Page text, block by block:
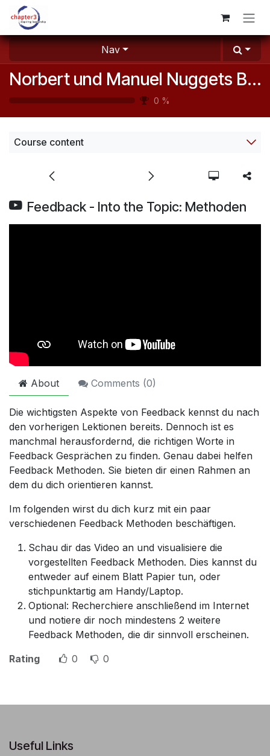
Skip to Content
Nav
Norbert und Manuel Nuggets Baukasten (2)
0 %
Course content
Feedback - Into the Topic: Methoden
About Comments (0)
Die wichtigsten Aspekte von Feedback kennst du nach
den vorherigen Lektionen bereits. Dennoch ist es
manchmal herausfordernd, die richtigen Worte in
Feedback Gesprächen zu finden. Genau dabei helfen
Feedback Methoden. Sie bieten dir einen Rahmen an
dem du dich orientieren kannst.
Im folgenden wirst du dich kurz mit ein paar
verschiedenen Feedback Methoden beschäftigen.
Schau dir das Video an und visualisiere die
vorgestellten Feedback Methoden. Dies kannst du
entweder auf einem Blatt Papier tun, oder
stichpunktartig am Handy/Laptop.
Optional: Recherchiere anschließend im Internet
und notiere dir noch mindestens 2 weitere
Feedback Methoden, die dir sinnvoll erscheinen.
Rating
0 0
Useful Links